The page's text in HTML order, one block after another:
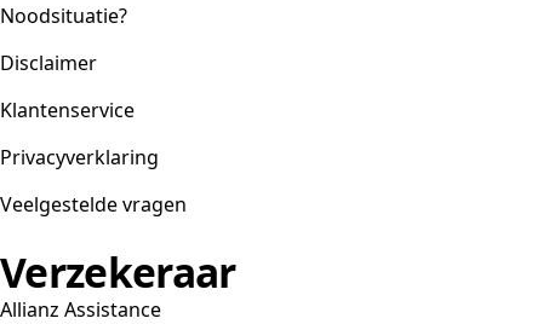
Noodsituatie?
Disclaimer
Klantenservice
Privacyverklaring
Veelgestelde vragen
Verzekeraar
Allianz Assistance